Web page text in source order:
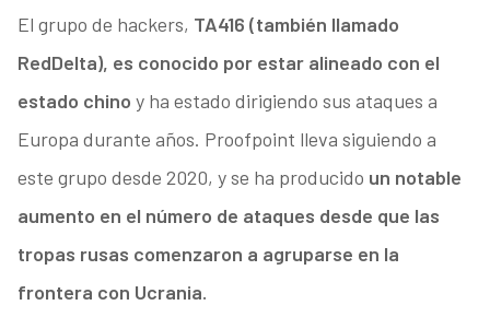
El grupo de hackers, TA416 (también llamado
RedDelta), es conocido por estar alineado con el
estado chino y ha estado dirigiendo sus ataques a
Europa durante años. Proofpoint lleva siguiendo a
este grupo desde 2020, y se ha producido un notable
aumento en el número de ataques desde que las
tropas rusas comenzaron a agruparse en la
frontera con Ucrania.